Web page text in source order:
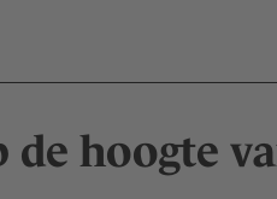
de hoogte